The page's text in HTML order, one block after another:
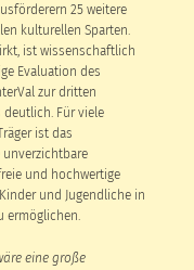
25 weitere
kulturellen Sparten.
ist wissenschaftlich
Evaluation des
zur dritten
deutlich. Für viele
ist das
unverzichtbare
und hochwertige
und Jugendliche in
ermöglichen.
eine große